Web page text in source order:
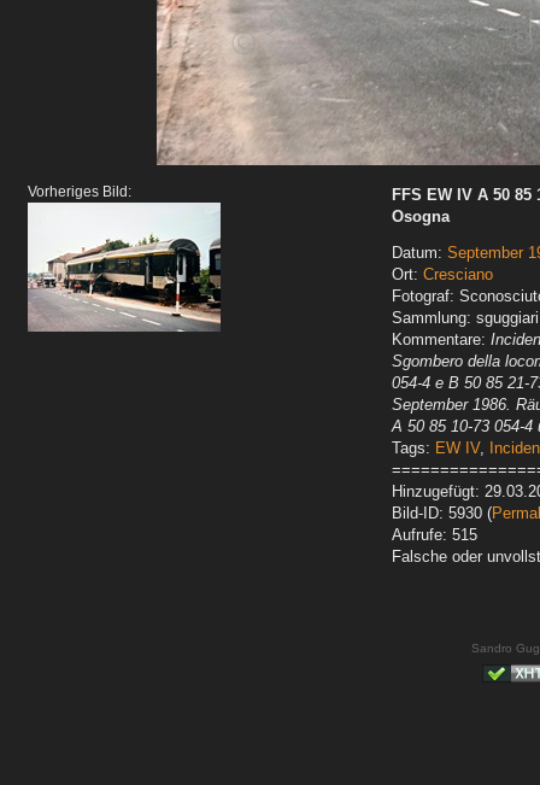
Vorheriges Bild:
FFS EW IV A 50 85
Osogna
Datum: September
Ort: Cresciano
Fotograf:
Sammlung:
Kommentare:
Sgombero della
054-4 e B 50 85 21-
September 1986.
A 50 85 10-73 054-4
Tags: EW IV,
Hinzugefügt:
Bild-ID: 5930 (
Aufrufe: 515
Falsche oder
Sandro